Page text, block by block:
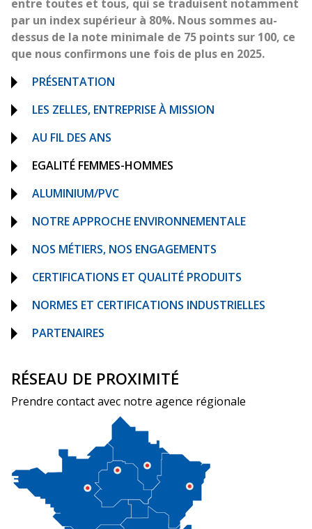
entre toutes et tous, qui se traduisent notamment
par un index supérieur à 80%. Nous sommes au-
dessus de la note minimale de 75 points sur 100, ce
que nous confirmons une fois de plus en 2025.
PRÉSENTATION
LES ZELLES, ENTREPRISE À MISSION
AU FIL DES ANS
EGALITÉ FEMMES-HOMMES
ALUMINIUM/PVC
NOTRE APPROCHE ENVIRONNEMENTALE
NOS MÉTIERS, NOS ENGAGEMENTS
CERTIFICATIONS ET QUALITÉ PRODUITS
NORMES ET CERTIFICATIONS INDUSTRIELLES
PARTENAIRES
RÉSEAU DE PROXIMITÉ
Prendre contact avec notre agence régionale